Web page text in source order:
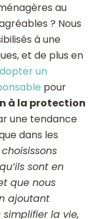
au
? Nous
à une
et de plus en
un
pour
à la protection
une tendance
dans les
sont en
que nous
ajoutant
la vie,